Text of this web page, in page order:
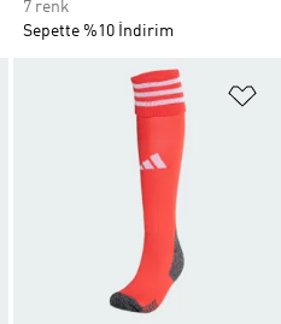
7 renk
Sepette %10 İndirim
Favori Listesine Ekle